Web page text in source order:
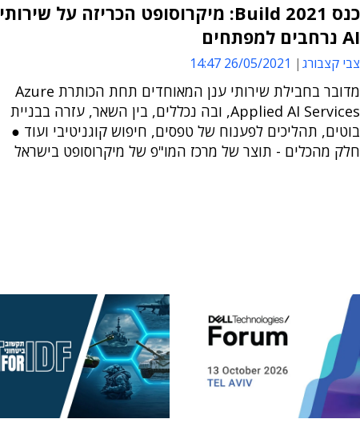
כנס Build 2021: מיקרוסופט הכריזה על שירותי
AI נרחבים למפתחים
צבי קצבורג 26/05/2021 14:47
מדובר בחבילת שירותי ענן המאוחדים תחת הכותרת Azure
Applied AI Services, ובה נכללים, בין השאר, עזרה בבניית
בוטים, תהליכים לפענוח של טפסים, חיפוש קוגניטיבי ועוד ●
חלק מהכלים - תוצר של מרכז המו"פ של מיקרוסופט בישראל